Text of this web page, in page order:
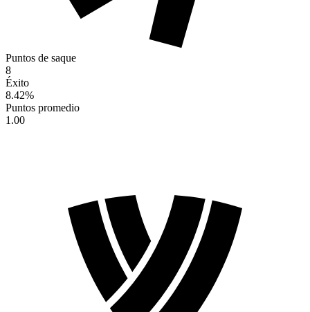
Puntos de saque
8
Éxito
8.42%
Puntos promedio
1.00